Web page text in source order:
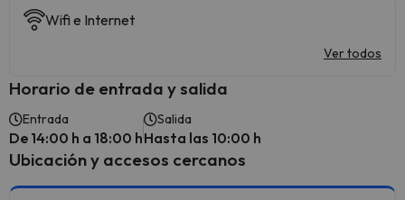
Wifi e Internet
Ver todos
Horario de entrada y salida
Entrada
De 14:00 h a 18:00 h
Salida
Hasta las 10:00 h
Ubicación y accesos cercanos